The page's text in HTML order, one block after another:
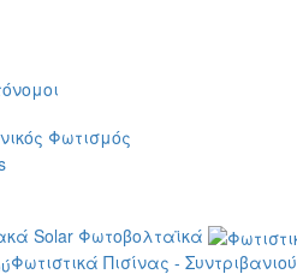
Φωτισμός
Solar Φωτοβολταϊκά
Φωτιστικά Πισίνας - Συντριβανιού